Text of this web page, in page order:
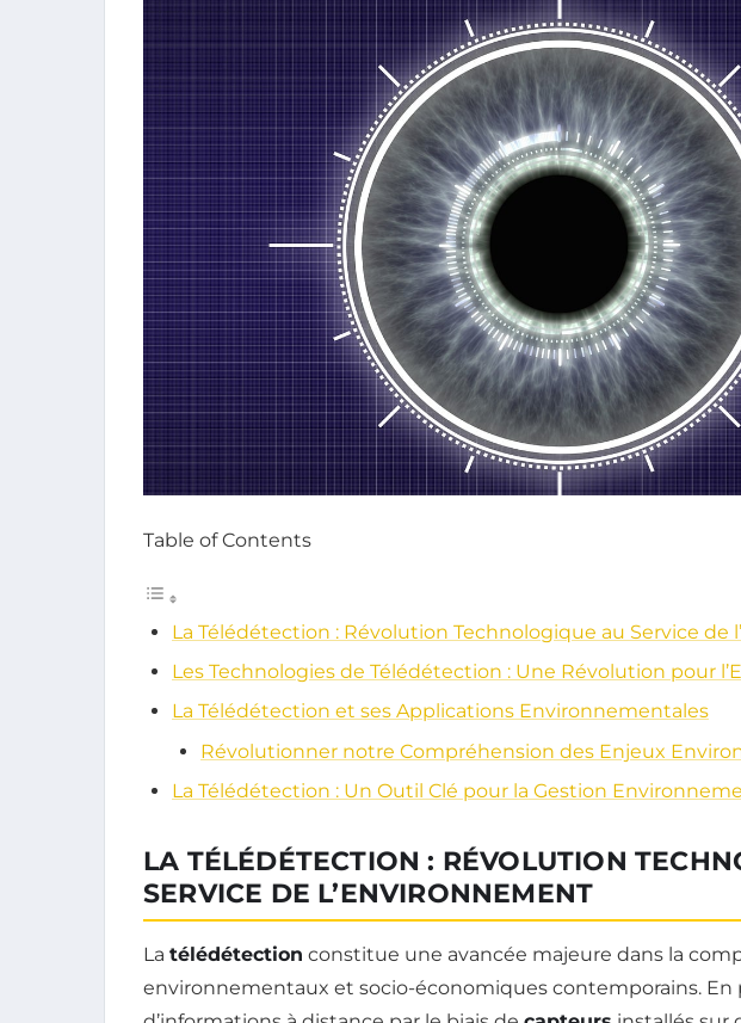
Table of Contents
La Télédétection : Révolution Technologique au Service de
Les Technologies de Télédétection : Une Révolution pour
La Télédétection et ses Applications Environnementales
Révolutionner notre Compréhension des Enjeux
La Télédétection : Un Outil Clé pour la Gestion
LA TÉLÉDÉTECTION : RÉVOLUTION
SERVICE DE L’ENVIRONNEMENT
La télédétection constitue une avancée majeure dans la
environnementaux et socio-économiques contemporains.